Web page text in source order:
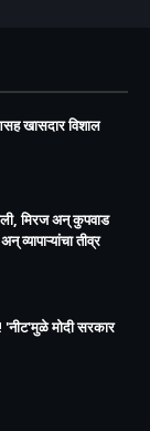
खासदार विशाल
मिरज अन् कुपवाड
व्यापाऱ्यांचा तीव्र
'नीट'मुळे मोदी सरकार